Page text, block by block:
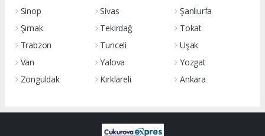
Sinop
Sivas
Şanlıurfa
Şırnak
Tekirdağ
Tokat
Trabzon
Tunceli
Uşak
Van
Yalova
Yozgat
Zonguldak
Kırklareli Ankara